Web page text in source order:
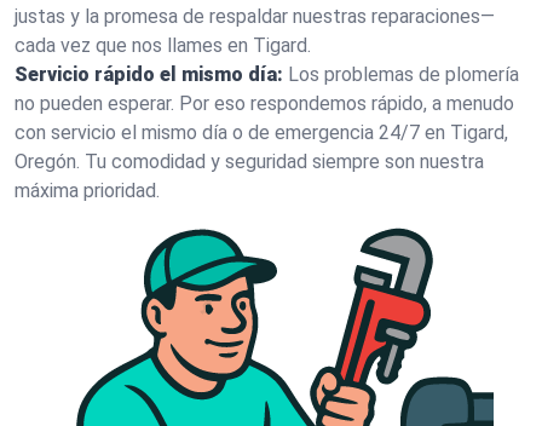
justas y la promesa de respaldar nuestras reparaciones—
cada vez que nos llames en Tigard.
Servicio rápido el mismo día: Los problemas de plomería
no pueden esperar. Por eso respondemos rápido, a menudo
con servicio el mismo día o de emergencia 24/7 en Tigard,
Oregón. Tu comodidad y seguridad siempre son nuestra
máxima prioridad.